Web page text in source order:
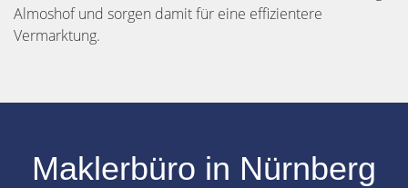
Almoshof und sorgen damit für eine effizientere
Vermarktung.
Maklerbüro in Nürnberg